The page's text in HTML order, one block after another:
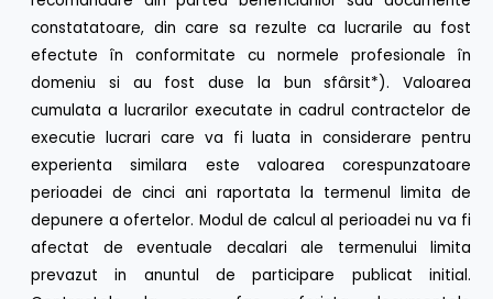
constatatoare, din care sa rezulte ca lucrarile au fost
efectute în conformitate cu normele profesionale în
domeniu si au fost duse la bun sfârsit*). Valoarea
cumulata a lucrarilor executate in cadrul contractelor de
executie lucrari care va fi luata in considerare pentru
experienta similara este valoarea corespunzatoare
perioadei de cinci ani raportata la termenul limita de
depunere a ofertelor. Modul de calcul al perioadei nu va fi
afectat de eventuale decalari ale termenului limita
prevazut in anuntul de participare publicat initial.